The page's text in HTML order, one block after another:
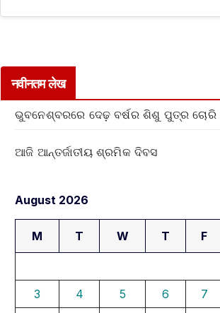
नवीनतम लेख
ଭୁବନେଶ୍ବରରେ ଦେଢ଼ ବର୍ଷର ଶିଶୁ ପୁତ୍ର
ଆଜି ଆନ୍ତର୍ଜାତୀୟ ଶ୍ରମିକ ଦିବସ
August 2026
M T W T F
3
4 5 6 7